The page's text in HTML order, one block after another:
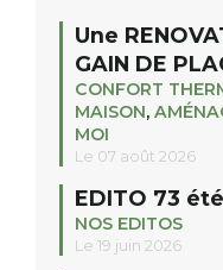
Une
GAIN DE
CONFORT
MAISON,
MOI
Le 07 août 2026
EDITO 73
NOS EDITOS
Le 19 juin 2026